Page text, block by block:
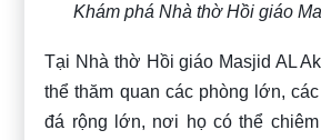
Khám phá Nhà thờ Hồi giáo
Tại Nhà thờ Hồi giáo Masjid AL
thể thăm quan các phòng lớn,
đá rộng lớn, nơi họ có thể